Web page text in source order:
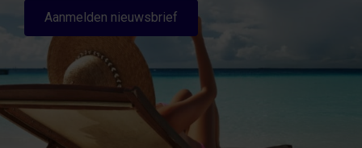
Aanmelden nieuwsbrief